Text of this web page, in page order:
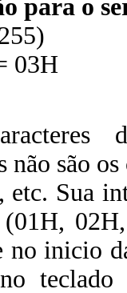
para o
03H
não são
Sua
no inicio